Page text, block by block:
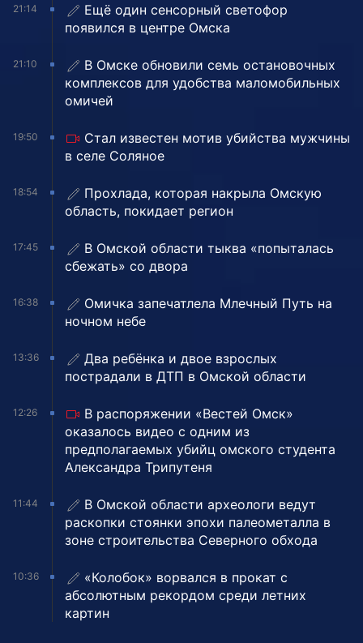
21:14
Ещё один сенсорный светофор
появился в центре Омска
21:10
В Омске обновили семь остановочных
комплексов для удобства маломобильных
омичей
19:50
Стал известен мотив убийства мужчины
в селе Соляное
18:54
Прохлада, которая накрыла Омскую
область, покидает регион
17:45
В Омской области тыква «попыталась
сбежать» со двора
16:38
Омичка запечатлела Млечный Путь на
ночном небе
13:36
Два ребёнка и двое взрослых
пострадали в ДТП в Омской области
12:26
В распоряжении «Вестей Омск»
оказалось видео с одним из
предполагаемых убийц омского студента
Александра Трипутеня
11:44
В Омской области археологи ведут
раскопки стоянки эпохи палеометалла в
зоне строительства Северного обхода
10:36
«Колобок» ворвался в прокат с
абсолютным рекордом среди летних
картин